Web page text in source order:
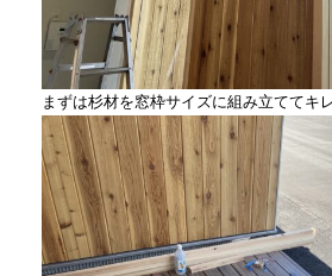
まずは杉材を窓枠サイズに組み立ててキ